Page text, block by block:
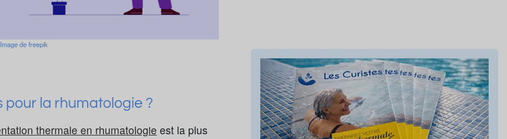
Image de freepik
pour la rhumatologie ?
thermale en rhumatologie est la plus